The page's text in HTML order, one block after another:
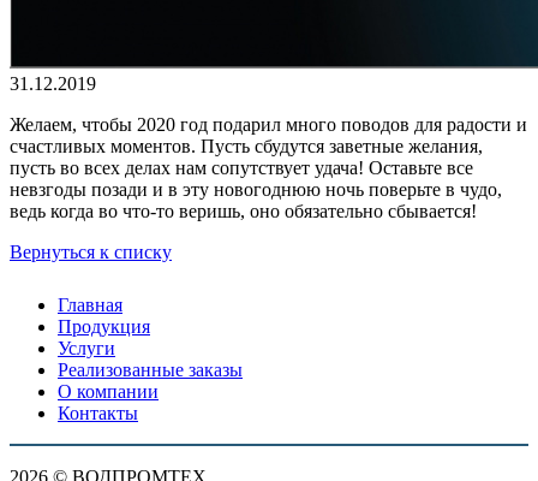
31.12.2019
Желаем, чтобы 2020 год подарил много поводов для радости и
счастливых моментов. Пусть сбудутся заветные желания,
пусть во всех делах нам сопутствует удача! Оставьте все
невзгоды позади и в эту новогоднюю ночь поверьте в чудо,
ведь когда во что-то веришь, оно обязательно сбывается!
Вернуться к списку
Главная
Продукция
Услуги
Реализованные заказы
О компании
Контакты
2026 © ВОДПРОМТЕХ